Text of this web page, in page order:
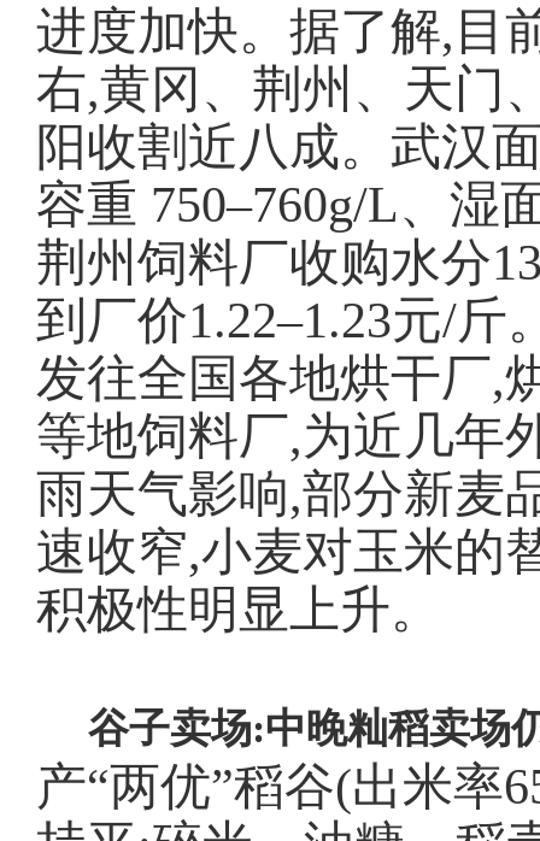
进度加快。据了解,目
右,黄冈、荆州、天门
阳收割近八成。武汉
容重 750–760g/L、湿
荆州饲料厂收购水分
到厂价1.22–1.23元/
发往全国各地烘干厂,
等地饲料厂,为近几年
雨天气影响,部分新麦
速收窄,小麦对玉米的
积极性明显上升。
谷子卖场:中晚籼稻卖场
产“两优”稻谷(出米率